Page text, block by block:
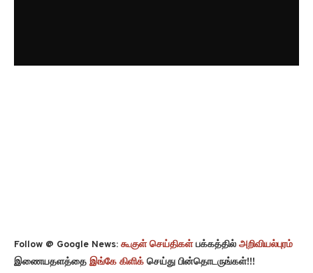
Follow @ Google News: கூகுள் செய்திகள்பக்கத்தில் அறிவியல்புரம்
இணையதளத்தை இங்கே கிளிக் செய்து பின்தொடருங்கள்!!!